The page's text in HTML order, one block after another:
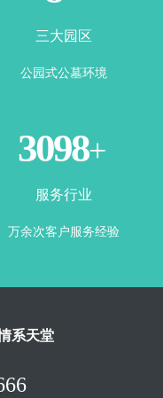
三大园区
公园式公墓环境
3500+
服务行业
万余次客户服务经验
系天堂